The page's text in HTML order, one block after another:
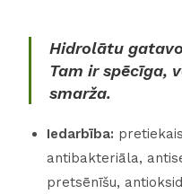
Hidrolātu
Tam ir spēcīga,
smarža.
Iedarbība:
antibakteriāla,
pretsēnīšu,